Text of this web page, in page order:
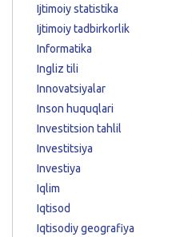
Ijtimoiy statistika
Ijtimoiy tadbirkorlik
Informatika
Ingliz tili
Innovatsiyalar
Inson huquqlari
Investitsion tahlil
Investitsiya
Investiya
Iqlim
Iqtisod
Iqtisodiy geografiya